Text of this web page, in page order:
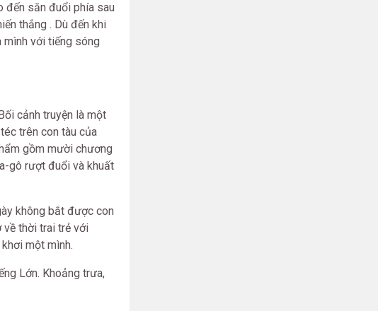
đến săn đuổi phía sau
thắng . Dù đến khi
mình với tiếng sóng
cảnh truyện là một
trên con tàu của
gồm mười chương
gô rượt đuổi và khuất
không bắt được con
về thời trai trẻ với
một mình.
Lớn. Khoảng trưa,